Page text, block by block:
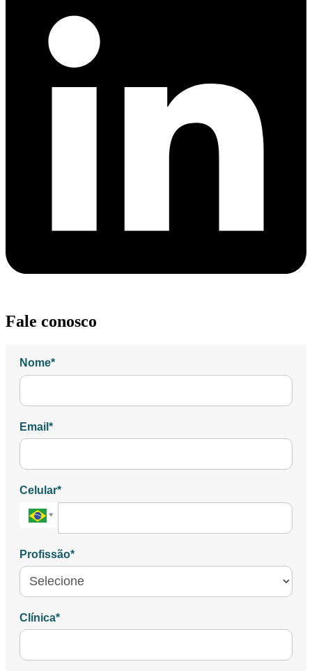
Fale conosco
Nome*
Email*
Celular*
Buscar
país
Profissão*
Clínica*